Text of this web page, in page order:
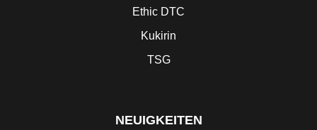
Ethic DTC
Kukirin
TSG
NEUIGKEITEN